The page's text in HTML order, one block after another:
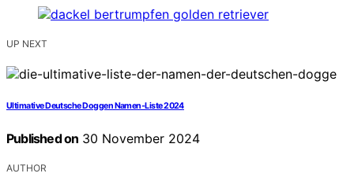
UP NEXT
Ultimative Deutsche Doggen Namen-Liste 2024
Published on 30 November 2024
AUTHOR